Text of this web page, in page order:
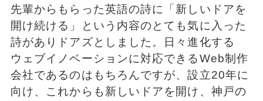
先輩からもらった英語の詩に「新しいドアを
開け続ける」という内容のとても気に入った
詩がありドアズとしました。日々進化する
ウェブイノベーションに対応できるWeb制作
会社であるのはもちろんですが、設立20年に
向け、これからも新しいドアを開け、神戸の